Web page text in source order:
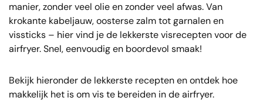
manier, zonder veel olie en zonder veel afwas. Van
krokante kabeljauw, oosterse zalm tot garnalen en
vissticks – hier vind je de lekkerste visrecepten voor de
airfryer. Snel, eenvoudig en boordevol smaak!
Bekijk hieronder de lekkerste recepten en ontdek hoe
makkelijk het is om vis te bereiden in de airfryer.